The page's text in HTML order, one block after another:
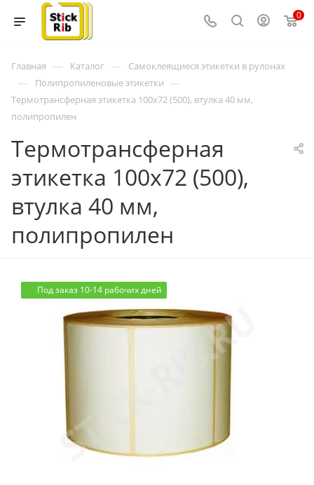
0
Главная — Каталог — Самоклеящиеся этикетки в рулонах
— Полипропиленовые этикетки —
Термотрансферная этикетка 100x72 (500), втулка 40 мм,
полипропилен
Термотрансферная
этикетка 100x72 (500),
втулка 40 мм,
полипропилен
Под заказ 10-14 рабочих дней